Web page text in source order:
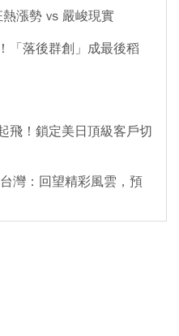
漲勢 vs 嚴峻現實
「落後群創」成最後稻
飛！鎖定美日頂級客戶切
灣：回望精彩風雲，預